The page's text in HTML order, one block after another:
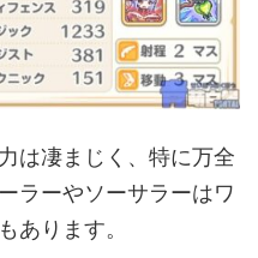
は凄まじく、特に万全
ラーやソーサラーはワ
あります。